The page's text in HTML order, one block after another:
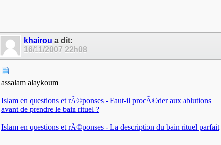
khairou a dit:
16/11/2007 22h08
assalam alaykoum
Islam en questions et rÃ©ponses - Faut-il procÃ©der aux ablutions
avant de prendre le bain rituel ?
Islam en questions et rÃ©ponses - La description du bain rituel parfait